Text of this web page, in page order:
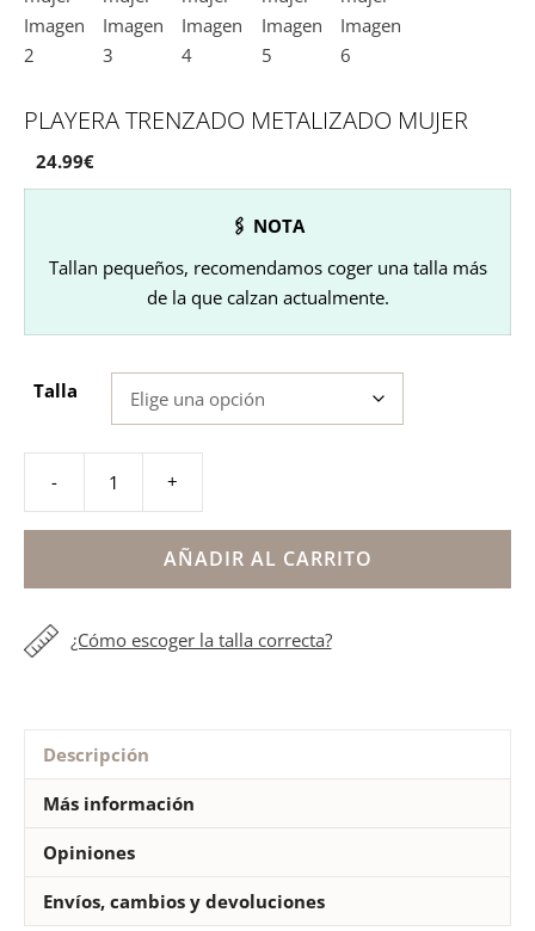
PLAYERA TRENZADO METALIZADO MUJER
24.99€
🖇 NOTA
Tallan pequeños, recomendamos coger una talla más
de la que calzan actualmente.
Talla
-
trenzado
metalizado
mujer
+
AÑADIR AL CARRITO
¿Cómo escoger la talla correcta?
Descripción
Más información
Opiniones
Envíos, cambios y devoluciones